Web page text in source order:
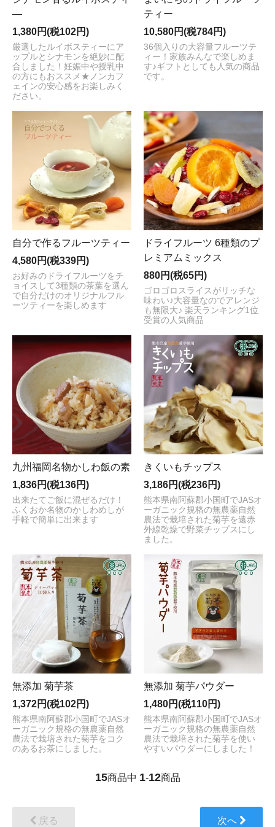
―
1,380円(税102円)
厳選したルイボスティーにア
ップルとシナモンを絶妙に配
合しました！妊娠中や授乳中
の方にもおススメ★ノンカフ
ェインの安心感をお楽しみく
ださい。
ティー
10,580円(税784円)
36個入りの大容量フルーツテ
ィー！家族みんなで楽しめま
す♪ギフトとしても人気の商品
です。
自分で作るフルーツティー
4,580円(税339円)
お好みのドライフルーツをチ
ョイスして3種類の茶葉を選ん
で自分だけのオリジナルフル
ーツティーを楽しめます
ドライフルーツ 6種類のプ
レミアムミックス
880円(税65円)
ゴロゴロスライスがリッチな
味わい♪大容量なのでアレンジ
も無限大♪ 楽天ランキング1位
受賞の人気商品
九州福岡名物かしわ飯の素
1,836円(税136円)
出来たてご飯に混ぜるだけ！
ふくおか名物のかしわめしが
手軽で簡単に出来ます
きくいもチップス
3,186円(税236円)
熊本県南阿蘇郡小国町でJASオ
ーガニック規格の無農薬自然
農法で栽培された菊芋を遠赤
外線乾燥で野菜チップスにし
ました。
無添加 菊芋茶
1,372円(税102円)
熊本県南阿蘇郡小国町でJASオ
ーガニック規格の無農薬自然
農法で栽培された菊芋をコク
のあるお茶にしました。
無添加 菊芋パウダー
1,480円(税110円)
熊本県南阿蘇郡小国町でJASオ
ーガニック規格の無農薬自然
農法で栽培された菊芋を使い
やすいパウダーにしました！
15商品中 1-12商品
戻る 次へ